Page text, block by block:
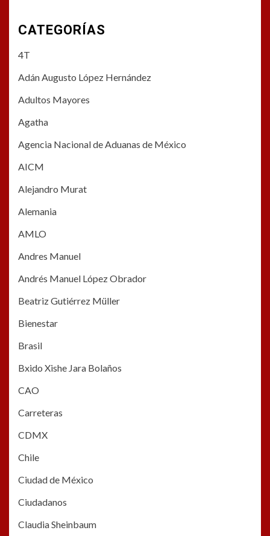
CATEGORÍAS
4T
Adán Augusto López Hernández
Adultos Mayores
Agatha
Agencia Nacional de Aduanas de México
AICM
Alejandro Murat
Alemania
AMLO
Andres Manuel
Andrés Manuel López Obrador
Beatriz Gutiérrez Müller
Bienestar
Brasil
Bxido Xishe Jara Bolaños
CAO
Carreteras
CDMX
Chile
Ciudad de México
Ciudadanos
Claudia Sheinbaum